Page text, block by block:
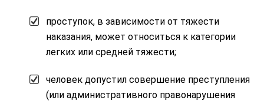
проступок, в зависимости от тяжести
наказания, может относиться к категории
легких или средней тяжести;
человек допустил совершение преступления
(или административного правонарушения